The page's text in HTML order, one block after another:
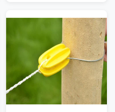
Insulators) Code:
INS078*Y&HDPE Description:
End strain insulator made to be
used with a wide ...